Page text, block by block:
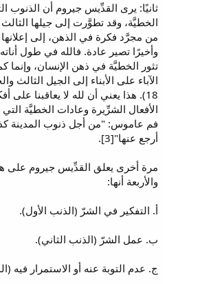
ثانيًا: يرى القدِّيس جيروم أن الذنوب
الخطيَّة، وقد تطوَّرت إلى جيلها الثالث
من مجرَّد فكرة في الذهن، إلى
وأخيرًا تصير عادة. فالله في طول
تثور الخطيَّة في ذهن الإنسان، وإنما
18). هذا يعني أن لله لا يعاقبنا على
الأفعال الشرِّيرة وعادات الخطيَّة
فم عاموس: "من أجل ذنوب المدينة كذا
أرجع عنها"[3].
مرة أخرى يعلق القدِّيس جيروم على
والأربعة أنها:
أ. التفكير في الشرّ (الذنب الأول).
ب. عمل الشرّ (الذنب الثاني).
ج. عدم التوبة عنه أو الاستمرار فيه